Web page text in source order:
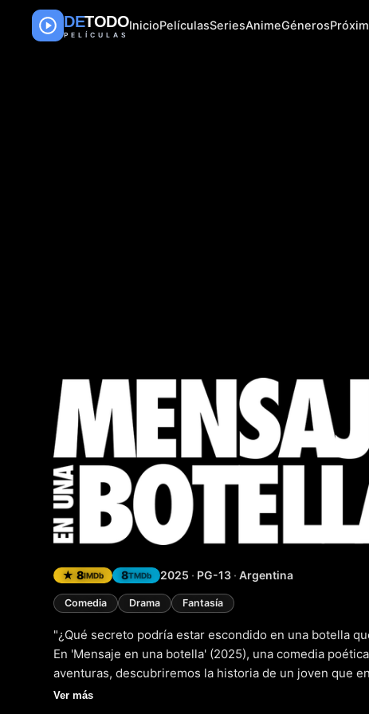
DETODO
PELÍCULAS
InicioPelículasSeriesAnimeGéneros
Mensaje
★ 8IMDb 8TMDb 2025 · PG-13 · Argentina
Comedia Drama Fantasía
"¿Qué secreto podría estar escondido en una botella
En 'Mensaje en una botella' (2025), una comedia
aventuras, descubriremos la historia de un joven que
playa que le cambiará la vida para siempre. A medida
Ver más